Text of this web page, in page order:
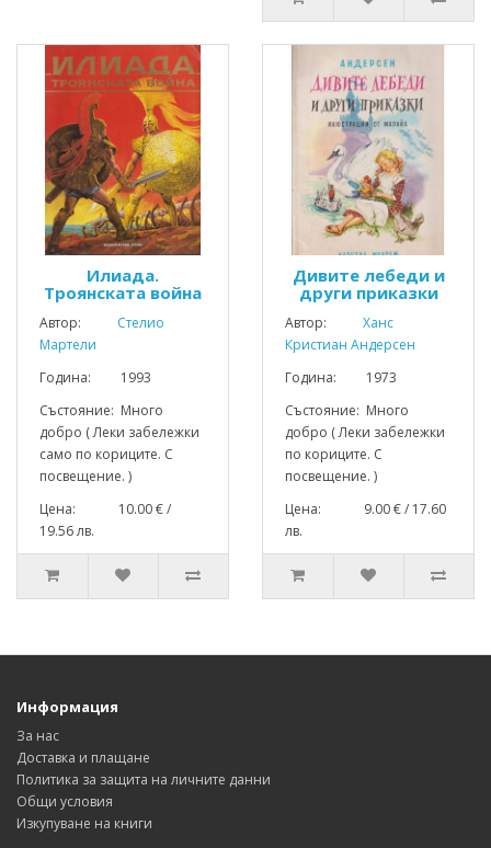
Илиада.
Троянската война
Автор:
Стелио
Мартели
Година: 1993
Състояние: Много
добро ( Леки забележки
само по кориците. С
посвещение. )
Цена: 10.00 € /
19.56 лв.
Дивите лебеди и
други приказки
Автор:
Ханс
Кристиан Андерсен
Година: 1973
Състояние: Много
добро ( Леки забележки
по кориците. С
посвещение. )
Цена: 9.00 € / 17.60
лв.
Информация
За нас
Доставка и плащане
Политика за защита на личните данни
Общи условия
Изкупуване на книги